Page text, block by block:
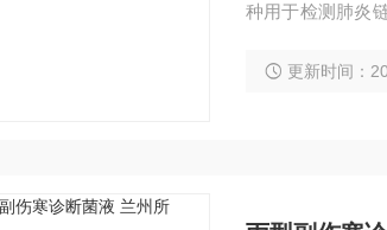
种用于检测肺炎
更新时间：